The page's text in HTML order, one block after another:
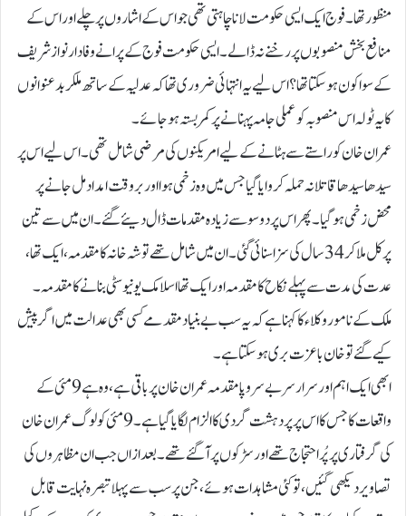
منظور تھا۔ فوج ایک ایسی حکومت لانا چاہتی تھی جو اس کے اشاروں پر چلے اور اس کے
منافع بخش منصوبوں پر رخنے نہ ڈالے۔ ایسی حکومت فوج کے پرانے وفادار نواز شریف
کے سوا کون ہوسکتا تھا؟ اس لیے یہ انتہائی ضروری تھا کہ عدلیہ کے ساتھ ملکر بد عنوانوں
کا یہ ٹولہ اس منصوبہ کو عملی جامہ پہنانے پر کمر بستہ ہو جائے۔
عمران خان کو راستے سے ہٹانے کے لیے امریکنوں کی مرضی شامل تھی۔ اس لیے اس پر
سیدھا سیدھا قاتلانہ حملہ کروایا گیا جس میں وہ زخمی ہوا اور بر وقت امداد مل جانے پر
محض زخمی ہو گیا۔ پھر اس پر دو سو سے زیادہ مقدمات ڈال دیئے گئے۔ ان میں سے تین
پرکل ملا کر 34سال کی سزا سنائی گئی ۔ان میں شامل تھے توشہ خانہ کا مقدمہ، ایک تھا،
عدت کی مدت سے پہلے نکاح کا مقدمہ اور ایک تھا اسلامک یونیوسٹی بنانے کا مقدمہ۔
ملک کے نامور وکلاء کا کہنا ہے کہ یہ سب بے بنیاد مقدمے کسی بھی عدالت میں اگر پیش
کیے گئے تو خان باعزت بری ہو سکتا ہے۔
ابھی ایک اہم اور سرارسر بے سر و پا مقدمہ عمران خان پر باقی ہے، وہ ہے9مئی کے
واقعات کا جس کا اس پرپر دہشت گردی کا الزام لگایا گیا ہے۔ 9مئی کو لوگ عمران خان
کی گرفتاری پر پُر احتجاج تھے اور سڑکوں پر آ گئے تھے۔بعد ازاں جب ان مظاہروں کی
تصاویر دیکھی گئیں، تو کئی مشاہدات ہوئے، جن پر سب سے پہلا تبصرہ نہایت قابل